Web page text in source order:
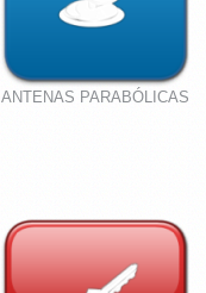
ANTENAS PARABÓLICAS